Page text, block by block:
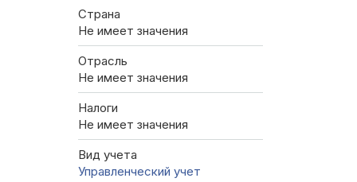
Страна
Не имеет значения
Отрасль
Не имеет значения
Налоги
Не имеет значения
Вид учета
Управленческий учет